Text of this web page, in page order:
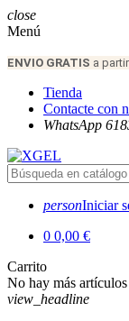
close
Menú
ENVIO GRATIS a
Tienda
Contacte con
WhatsApp
personIniciar
0 0,00 €
Carrito
No hay más
view_headline